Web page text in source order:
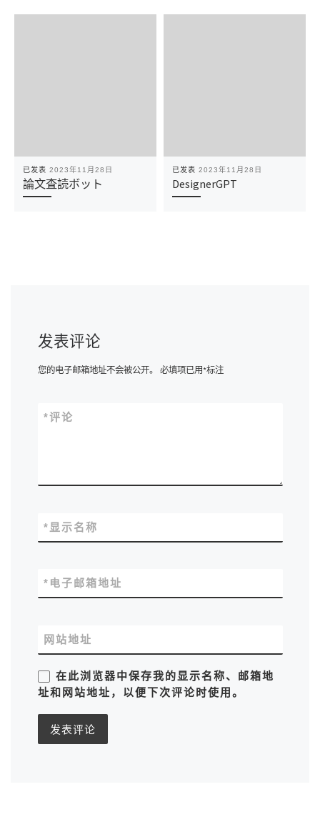
已发表 2023年11月28日
論文査読ボット
已发表 2023年11月28日
DesignerGPT
发表评论
您的电子邮箱地址不会被公开。 必填项已用*标注
评论
*
显示名称
*
电子邮箱地址
*
网站地址
在此浏览器中保存我的显示名称、邮箱地
址和网站地址，以便下次评论时使用。